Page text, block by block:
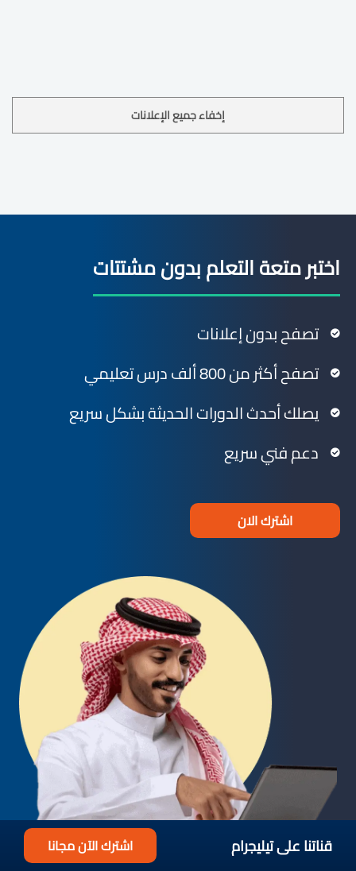
إخفاء جميع الإعلانات
اختبر متعة التعلم بدون مشتتات
تصفح بدون إعلانات
تصفح أكثر من 800 ألف درس تعليمي
يصلك أحدث الدورات الحديثة بشكل سريع
دعم فني سريع
اشترك الان
قناتنا على تيليجرام اشترك الآن مجانا